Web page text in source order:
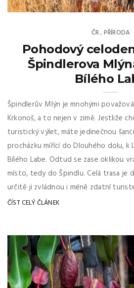
ČR, PŘÍRODA
Pohodový
Špindlerova
Bílého
Špindlerův Mlýn je mnohými
Krkonoš, a to nejen v zimě. Jestliže
turistický výlet, máte jedinečnou
procházku mířící do Dlouhého dolu, k
Bílého Labe. Odtud se zase oklikou
místo, tedy do Špindlu. Celá trasa je
určitě ji zvládnou i méně zdatní
ČÍST CELÝ ČLÁNEK